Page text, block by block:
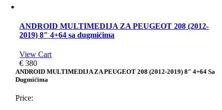
ANDROID MULTIMEDIJA ZA PEUGEOT 208 (2012-
2019) 8″ 4+64 sa dugmićima
View Cart
€ 380
ANDROID MULTIMEDIJA ZA PEUGEOT 208 (2012-2019) 8″ 4+64 Sa
Dugmićima
Price: